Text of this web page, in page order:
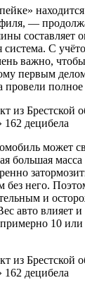
—
составляет
система. С
важно, чтобы
первым
провели
может
большая масса
без него.
и
авто влияет
10